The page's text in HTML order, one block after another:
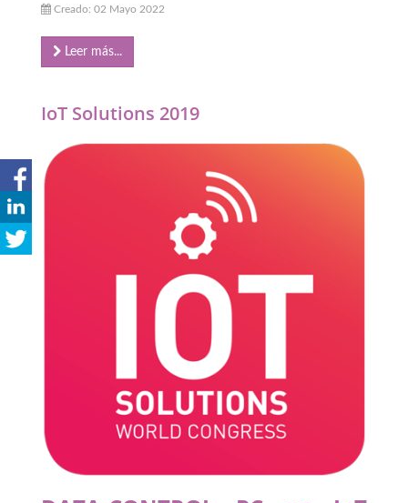
Creado: 02 Mayo 2022
Leer más...
IoT Solutions 2019